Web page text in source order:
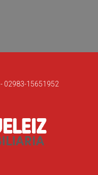
02983-15651952